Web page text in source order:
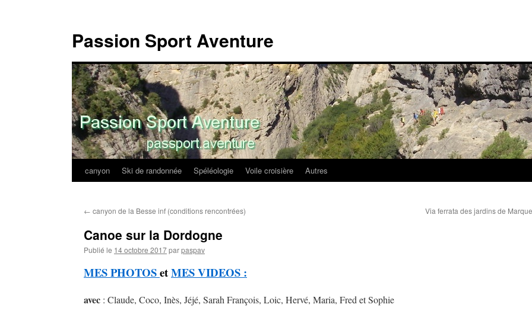
Passion Sport Aventure
Aller
contenu
canyon Ski de randonnée Spéléologie Voile croisière Autres
← canyon de la Besse inf (conditions rencontrées) Via ferrata des jardins de
Canoe sur la Dordogne
Publié le 14 octobre 2017parpaspav
MES PHOTOSetMES VIDEOS :
avec : Claude, Coco, Inès, Jéjé, Sarah François, Loic, Hervé, Maria, Fred et Sophie